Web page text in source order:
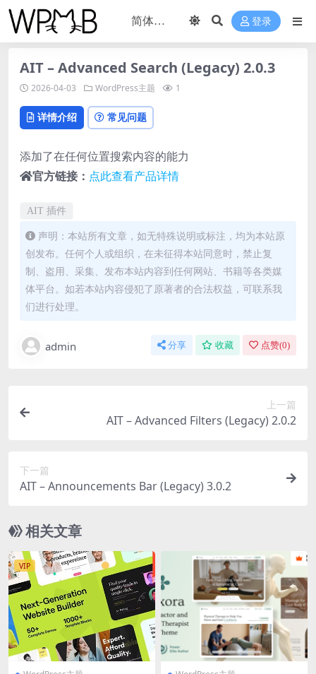
登录
AIT – Advanced Search (Legacy) 2.0.3
2026-04-03 WordPress主题 1
详情介绍 常见问题
添加了在任何位置搜索内容的能力
官方链接： 点此查看产品详情
AIT 插件
声明：本站所有文章，如无特殊说明或标注，均为本站原
创发布。任何个人或组织，在未征得本站同意时，禁止复
制、盗用、采集、发布本站内容到任何网站、书籍等各类媒
体平台。如若本站内容侵犯了原著者的合法权益，可联系我
们进行处理。
admin 分享 收藏 点赞(0)
上一篇
AIT – Advanced Filters (Legacy) 2.0.2
下一篇
AIT – Announcements Bar (Legacy) 3.0.2
相关文章
VIP